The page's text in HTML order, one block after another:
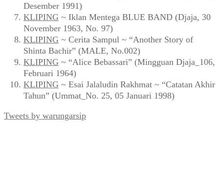
Desember 1991)
KLIPING ~ Iklan Mentega BLUE BAND (Djaja, 30
November 1963, No. 97)
KLIPING ~ Cerita Sampul ~ “Another Story of
Shinta Bachir” (MALE, No.002)
KLIPING ~ “Alice Bebassari” (Mingguan Djaja_106,
Februari 1964)
KLIPING ~ Esai Jalaludin Rakhmat ~ “Catatan Akhir
Tahun” (Ummat_No. 25, 05 Januari 1998)
Tweets by warungarsip